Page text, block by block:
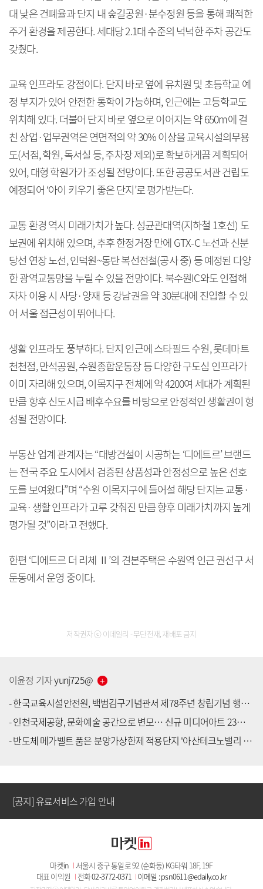
대 낮은 건폐율과 단지 내 숲길공원·분수정원 등을 통해 쾌적한
주거 환경을 제공한다. 세대당 2.1대 수준의 넉넉한 주차 공간도
갖췄다.
교육 인프라도 강점이다. 단지 바로 옆에 유치원 및 초등학교 예
정 부지가 있어 안전한 통학이 가능하며, 인근에는 고등학교도
위치해 있다. 더불어 단지 바로 옆으로 이어지는 약 650m에 걸
친 상업·업무권역은 연면적의 약 30% 이상을 교육시설의무용
도(서점, 학원, 독서실 등, 주차장 제외)로 확보하게끔 계획되어
있어, 대형 학원가가 조성될 전망이다. 또한 공공도서관 건립도
예정되어 ‘아이 키우기 좋은 단지’로 평가받는다.
교통 환경 역시 미래가치가 높다. 성균관대역(지하철 1호선) 도
보권에 위치해 있으며, 추후 한정거장 만에 GTX-C 노선과 신분
당선 연장 노선, 인덕원~동탄 복선전철(공사 중) 등 예정된 다양
한 광역교통망을 누릴 수 있을 전망이다. 북수원IC와도 인접해
자차 이용 시 사당·양재 등 강남권을 약 30분대에 진입할 수 있
어 서울 접근성이 뛰어나다.
생활 인프라도 풍부하다. 단지 인근에 스타필드 수원, 롯데마트
천천점, 만석공원, 수원종합운동장 등 다양한 구도심 인프라가
이미 자리해 있으며, 이목지구 전체에 약 4200여 세대가 계획된
만큼 향후 신도시급 배후수요를 바탕으로 안정적인 생활권이 형
성될 전망이다.
부동산 업계 관계자는 “대방건설이 시공하는 ‘디에트르’ 브랜드
는 전국 주요 도시에서 검증된 상품성과 안정성으로 높은 선호
도를 보여왔다”며 “수원 이목지구에 들어설 해당 단지는 교통·
교육·생활 인프라가 고루 갖춰진 만큼 향후 미래가치까지 높게
평가될 것”이라고 전했다.
한편 ‘디에트르 더 리체 Ⅱ’의 견본주택은 수원역 인근 권선구 서
둔동에서 운영 중이다.
저작권자 ⓒ 이데일리 - 무단전재, 재배포 금지
이윤정 기자yunj725@
-한국교육시설안전원, 백범김구기념관서 제78주년 창립기념 행사 진행
-인천국제공항, 문화예술 공간으로 변모… 신규 미디어아트 23종 상영
-반도체 메가벨트 품은 분양가상한제 적용단지 '아산테크노밸리 the1 7차(10단지)' 공급
[공지] 유료서비스 가입 안내
[공지] 유료서비스 가입 안내
[공지] 새로워진 마켓인, 성공투자 창을 열다
[공지] 유료서비스 가입 안내
마켓in I 서울시 중구 통일로 92 (순화동) KG타워 18F, 19F
대표 이익원 I 전화02-3772-0371 I이메일 : psn0611@edaily.co.kr